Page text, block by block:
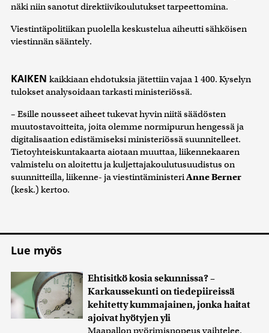
näki niin sanotut direktiivikoulutukset tarpeettomina.
Viestintäpolitiikan puolella keskustelua aiheutti sähköisen
viestinnän sääntely.
KAIKEN kaikkiaan ehdotuksia jätettiin vajaa 1 400. Kyselyn
tulokset analysoidaan tarkasti ministeriössä.
– Esille nousseet aiheet tukevat hyvin niitä säädösten
muutostavoitteita, joita olemme normipurun hengessä ja
digitalisaation edistämiseksi ministeriössä suunnitelleet.
Tietoyhteiskuntakaarta aiotaan muuttaa, liikennekaaren
valmistelu on aloitettu ja kuljettajakoulutusuudistus on
suunnitteilla, liikenne- ja viestintäministeriAnne Berner
(kesk.) kertoo.
Lue myös
Ehtisitkö kosia sekunnissa? –
Karkaussekunti on tiedepiireissä
kehitetty kummajainen, jonka haitat
ajoivat hyötyjen yli
Maapallon pyörimisnopeus vaihtelee,